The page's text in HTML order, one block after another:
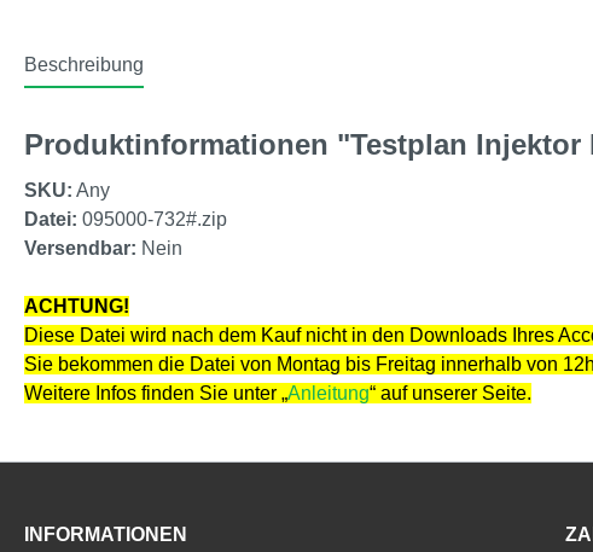
Beschreibung
Produktinformationen "Testplan Injektor
SKU: Any
Datei: 095000-732#.zip
Versendbar: Nein
ACHTUNG!
Diese Datei wird nach dem Kauf nicht in den Downloads Ihres
Sie bekommen die Datei von Montag bis Freitag innerhalb von 12h
Weitere Infos finden Sie unter „Anleitung“ auf unserer Seite.
INFORMATIONEN